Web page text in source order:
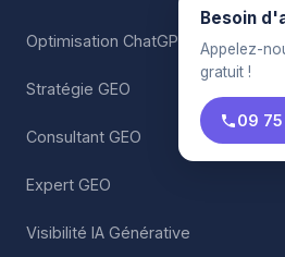
Optimisation ChatGPT
Stratégie GEO
Consultant GEO
Expert GEO
Visibilité IA Générative
Besoin
Appelez-
gratuit !
09 75